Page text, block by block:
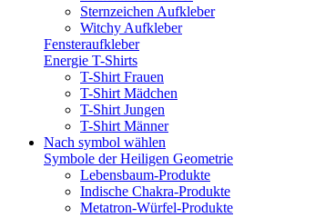
Sternzeichen Aufkleber
Witchy Aufkleber
Fensteraufkleber
Energie T-Shirts
T-Shirt Frauen
T-Shirt Mädchen
T-Shirt Jungen
T-Shirt Männer
Nach symbol wählen
Symbole der Heiligen Geometrie
Lebensbaum-Produkte
Indische Chakra-Produkte
Metatron-Würfel-Produkte